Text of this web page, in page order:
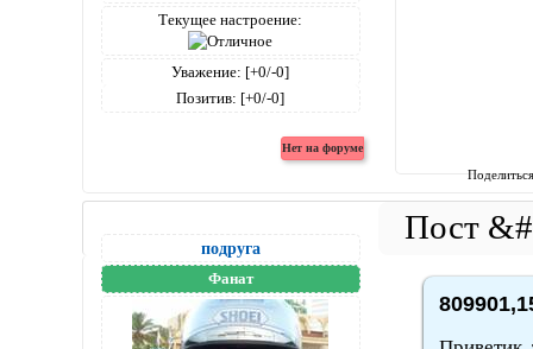
Текущее настроение:
Уважение: [+0/-0]
Позитив: [+0/-0]
подруга
Фанат